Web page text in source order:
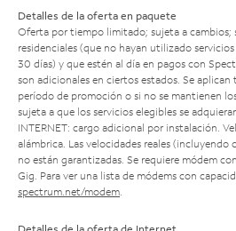
Detalles de la oferta en paquete
Oferta por tiempo limitado; sujeta a cambios;
residenciales (que no hayan utilizado
30 días) y que estén al día en pagos con
son adicionales en ciertos estados. Se aplican
período de promoción o si no se mantienen
sujeta a que los servicios elegibles se
INTERNET: cargo adicional por instalación.
alámbrica. Las velocidades reales
no están garantizadas. Se requiere módem
Gig. Para ver una lista de módems con
spectrum.net/modem